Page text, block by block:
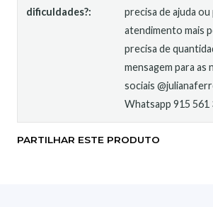
dificuldades?:
precisa de ajuda
atendimento mais
precisa de
mensagem para as
sociais
Whatsapp 915 561
PARTILHAR ESTE PRODUTO